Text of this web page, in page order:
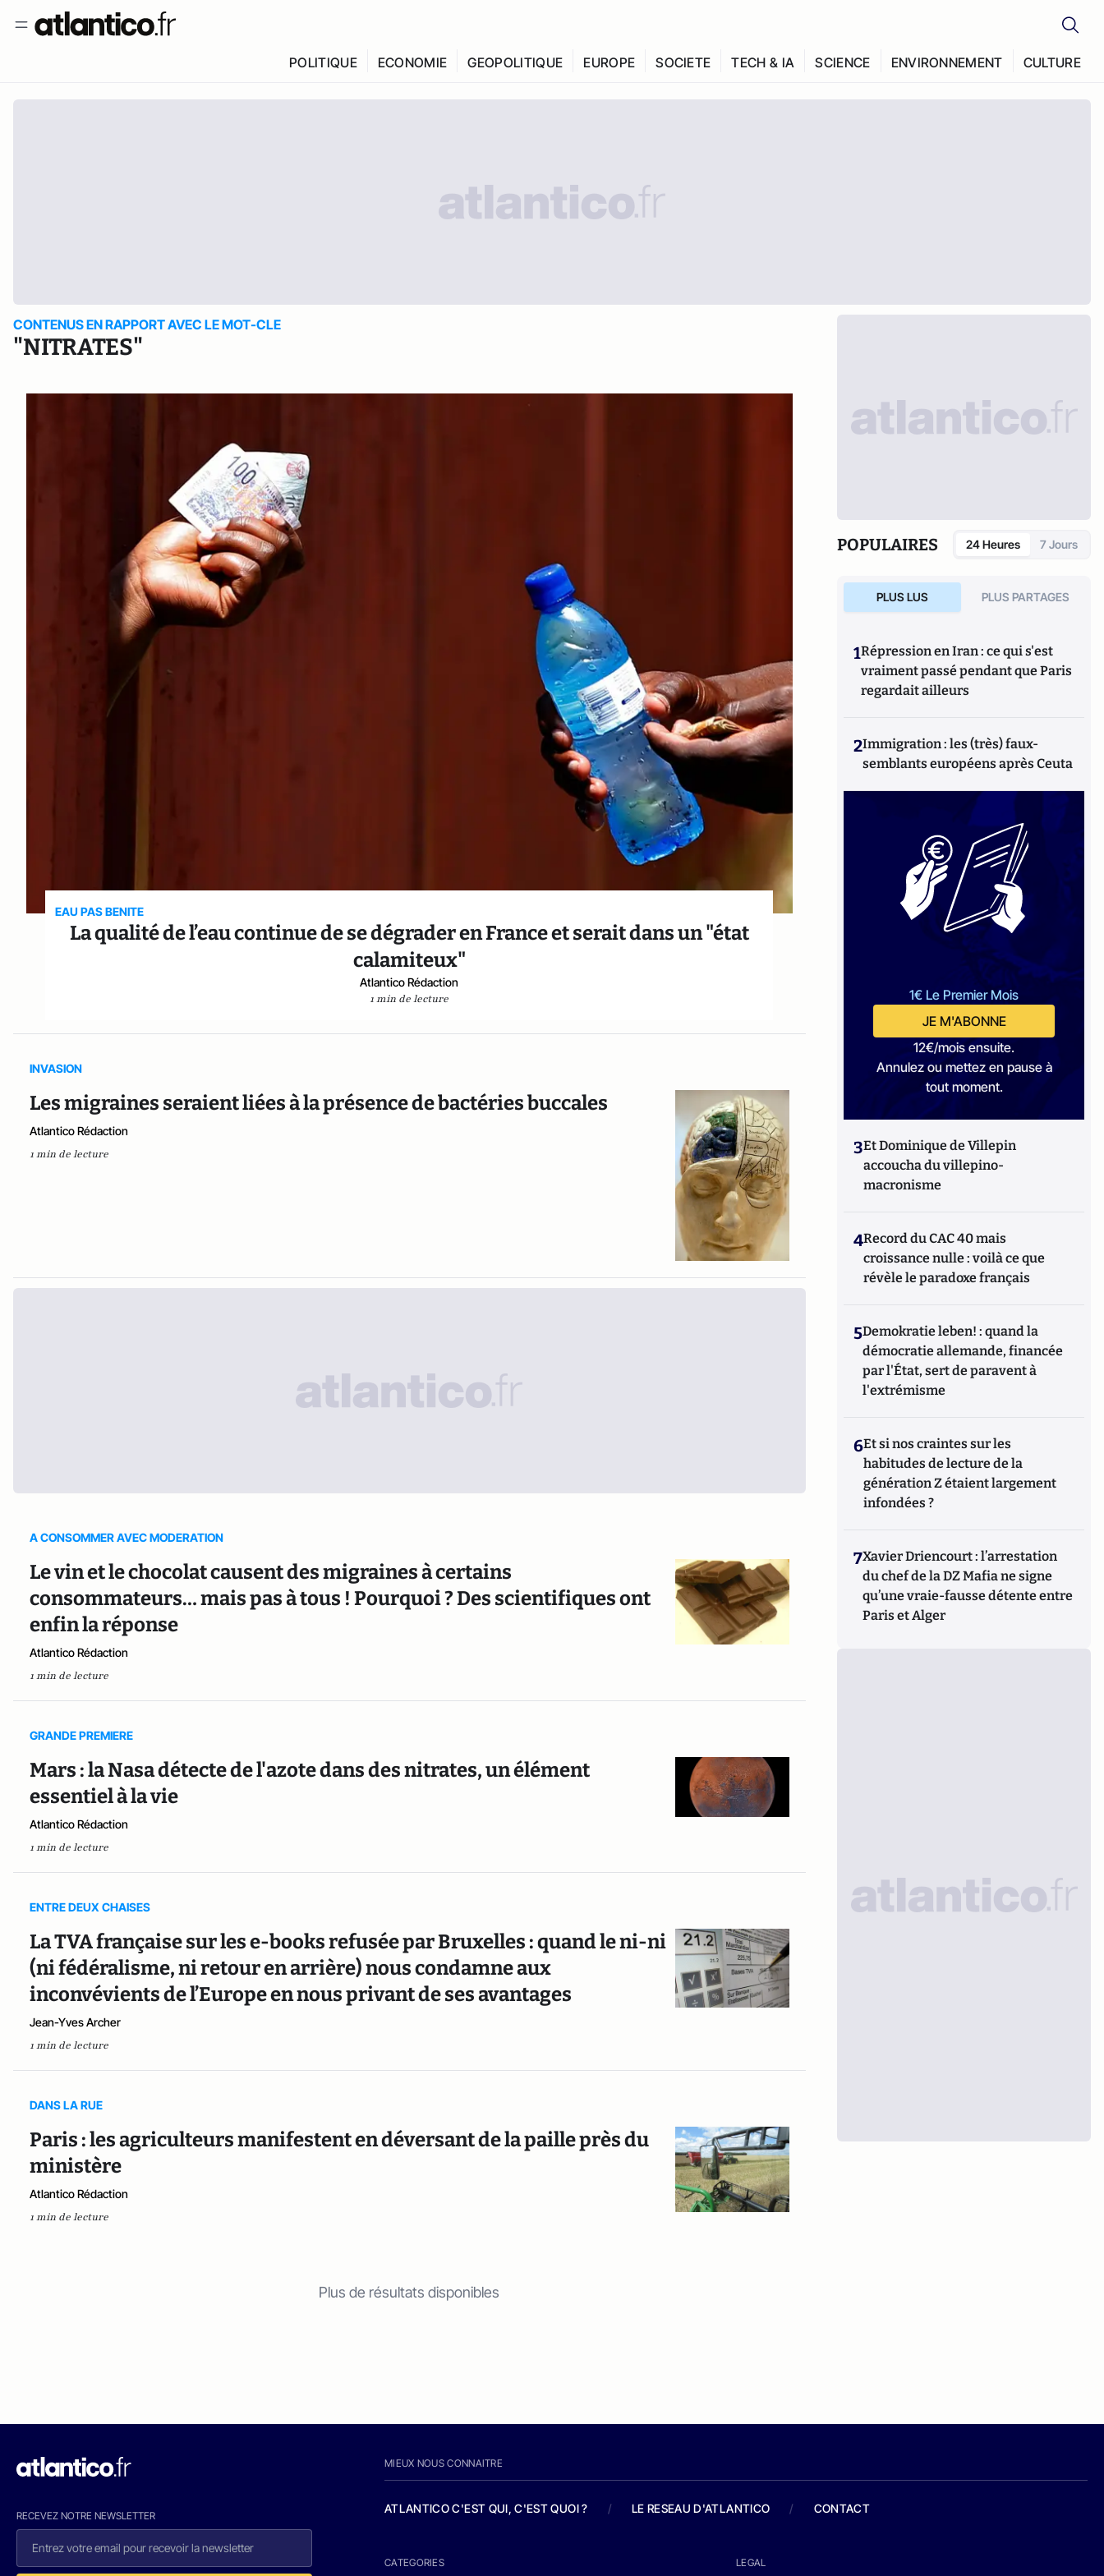
POLITIQUE ECONOMIE GEOPOLITIQUE EUROPE SOCIETE TECH & IA SCIENCE ENVIRONNEMENT CULTURE
CONTENUS EN RAPPORT AVEC LE MOT-CLE
"NITRATES"
EAU PAS BENITE
La qualité de l’eau continue de se dégrader en France et serait dans un "état
calamiteux"
Atlantico Rédaction
1 min de lecture
INVASION
Les migraines seraient liées à la présence de bactéries buccales
Atlantico Rédaction
1 min de lecture
A CONSOMMER AVEC MODERATION
Le vin et le chocolat causent des migraines à certains
consommateurs… mais pas à tous ! Pourquoi ? Des scientifiques ont
enfin la réponse
Atlantico Rédaction
1 min de lecture
GRANDE PREMIERE
Mars : la Nasa détecte de l'azote dans des nitrates, un élément
essentiel à la vie
Atlantico Rédaction
1 min de lecture
ENTRE DEUX CHAISES
La TVA française sur les e-books refusée par Bruxelles : quand le ni-ni
(ni fédéralisme, ni retour en arrière) nous condamne aux
inconvévients de l’Europe en nous privant de ses avantages
Jean-Yves Archer
1 min de lecture
DANS LA RUE
Paris : les agriculteurs manifestent en déversant de la paille près du
ministère
Atlantico Rédaction
1 min de lecture
Plus de résultats disponibles
POPULAIRES 24 Heures 7 Jours
PLUS LUS PLUS PARTAGES
1Répression en Iran : ce qui s'est
vraiment passé pendant que Paris
regardait ailleurs
2Immigration : les (très) faux-
semblants européens après Ceuta
1€ Le Premier Mois
JE M'ABONNE
12€/mois ensuite.
Annulez ou mettez en pause à
tout moment.
3Et Dominique de Villepin
accoucha du villepino-
macronisme
4Record du CAC 40 mais
croissance nulle : voilà ce que
révèle le paradoxe français
5Demokratie leben! : quand la
démocratie allemande, financée
par l'État, sert de paravent à
l'extrémisme
6Et si nos craintes sur les
habitudes de lecture de la
génération Z étaient largement
infondées ?
7Xavier Driencourt : l’arrestation
du chef de la DZ Mafia ne signe
qu’une vraie-fausse détente entre
Paris et Alger
RECEVEZ NOTRE NEWSLETTER
MIEUX NOUS CONNAITRE
ATLANTICO C'EST QUI, C'EST QUOI ? / LE RESEAU D'ATLANTICO / CONTACT
CATEGORIES LEGAL